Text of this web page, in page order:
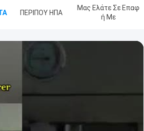
ΠΕΡΙΠΟΥ ΗΠΑ
Μας Ελάτε Σε Επαφ
Ή Με